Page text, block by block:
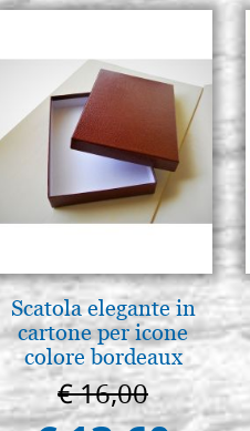
Scatola elegante in
cartone per icone
colore bordeaux
€ 16,00